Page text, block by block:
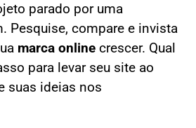
parado por uma
Pesquise, compare e invista
marca online crescer. Qual
para levar seu site ao
suas ideias nos